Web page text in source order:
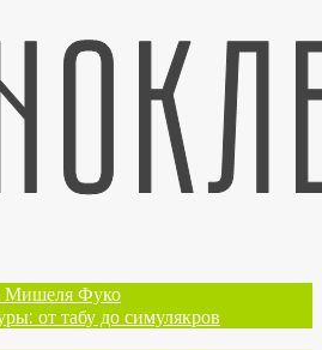
Мишеля Фуко
от табу до симулякров